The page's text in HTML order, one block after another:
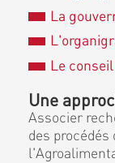
La
Le
Une
Associer
des